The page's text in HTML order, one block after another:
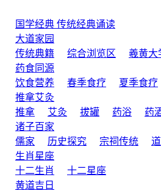
国学经典 传统经典诵读
大道家园
传统典籍
综合浏览区 羲黄大
药食同源
饮食营养
春季食疗 夏季食疗
推拿艾灸
推拿
艾灸 拔罐 药浴 药
诸子百家
儒家
历史探究 宗祠传统
生肖星座
十二生肖
十二星座
黄道吉日